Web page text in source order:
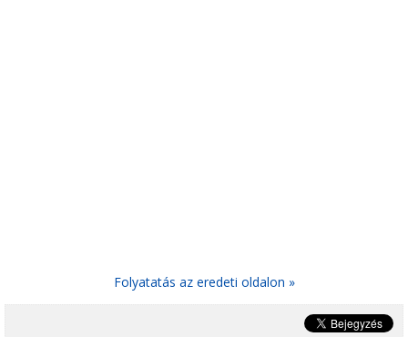
Folyatatás az eredeti oldalon »